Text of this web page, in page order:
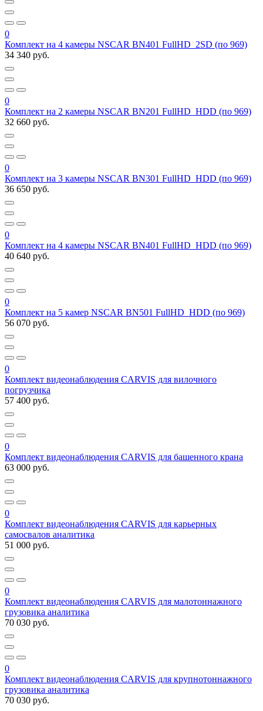
0
Комплект на 4 камеры NSCAR BN401 FullHD_2SD (по 969)
34 340 руб.
0
Комплект на 2 камеры NSCAR BN201 FullHD_HDD (по 969)
32 660 руб.
0
Комплект на 3 камеры NSCAR BN301 FullHD_HDD (по 969)
36 650 руб.
0
Комплект на 4 камеры NSCAR BN401 FullHD_HDD (по 969)
40 640 руб.
0
Комплект на 5 камер NSCAR BN501 FullHD_HDD (по 969)
56 070 руб.
0
Комплект видеонаблюдения CARVIS для вилочного
погрузчика
57 400 руб.
0
Комплект видеонаблюдения CARVIS для башенного крана
63 000 руб.
0
Комплект видеонаблюдения CARVIS для карьерных
самосвалов аналитика
51 000 руб.
0
Комплект видеонаблюдения CARVIS для малотоннажного
грузовика аналитика
70 030 руб.
0
Комплект видеонаблюдения CARVIS для крупнотоннажного
грузовика аналитика
70 030 руб.